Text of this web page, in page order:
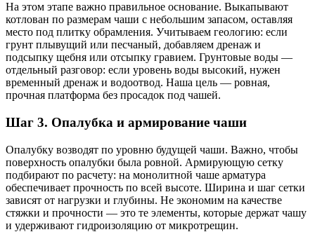
На этом этапе важно правильное основание. Выкапывают
котлован по размерам чаши с небольшим запасом, оставляя
место под плитку обрамления. Учитываем геологию: если
грунт плывущий или песчаный, добавляем дренаж и
подсыпку щебня или отсыпку гравием. Грунтовые воды —
отдельный разговор: если уровень воды высокий, нужен
временный дренаж и водоотвод. Наша цель — ровная,
прочная платформа без просадок под чашей.
Шаг 3. Опалубка и армирование чаши
Опалубку возводят по уровню будущей чаши. Важно, чтобы
поверхность опалубки была ровной. Армирующую сетку
подбирают по расчету: на монолитной чаше арматура
обеспечивает прочность по всей высоте. Ширина и шаг сетки
зависят от нагрузки и глубины. Не экономим на качестве
стяжки и прочности — это те элементы, которые держат чашу
и удерживают гидроизоляцию от микротрещин.